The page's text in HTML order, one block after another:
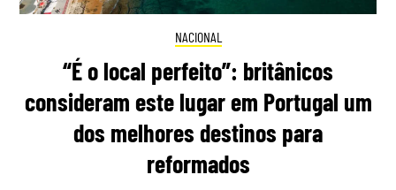
NACIONAL
“É o local perfeito”: britânicos
consideram este lugar em Portugal um
dos melhores destinos para
reformados